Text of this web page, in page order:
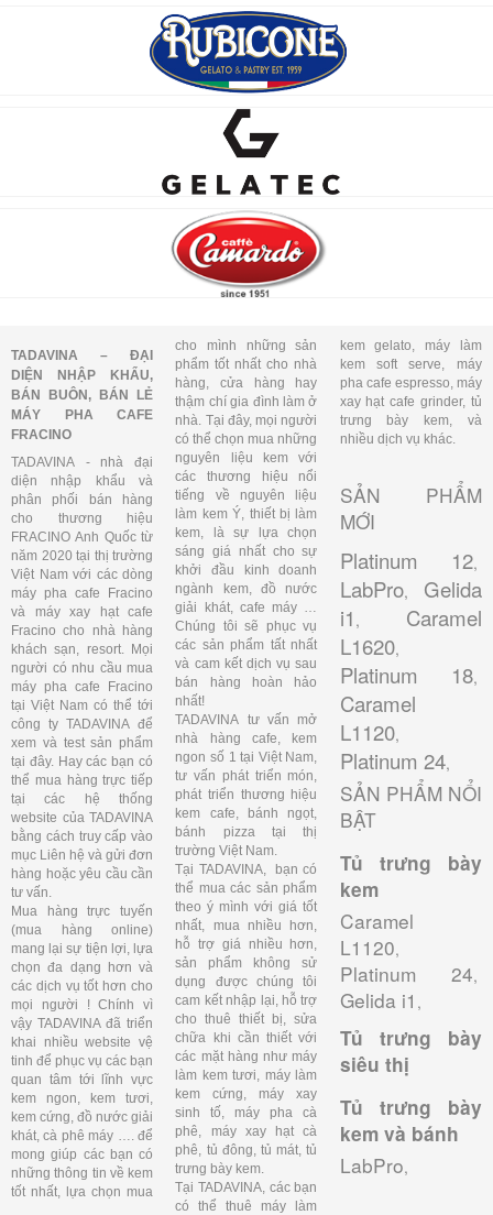
TADAVINA – ĐẠI
DIỆN NHẬP KHẨU,
BÁN BUÔN, BÁN LẺ
MÁY PHA CAFE
FRACINO
TADAVINA - nhà đại
diện nhập khẩu và
phân phối bán hàng
cho thương hiệu
FRACINO Anh Quốc từ
năm 2020 tại thị trường
Việt Nam với các dòng
máy pha cafe Fracino
và máy xay hạt cafe
Fracino cho nhà hàng
khách sạn, resort. Mọi
người có nhu cầu mua
máy pha cafe Fracino
tại Việt Nam có thể tới
công ty TADAVINA để
xem và test sản phẩm
tại đây. Hay các bạn có
thể mua hàng trực tiếp
tại các hệ thống
website của TADAVINA
bằng cách truy cấp vào
mục Liên hệ và gửi đơn
hàng hoặc yêu cầu cần
tư vấn.
Mua hàng trực tuyến
(mua hàng online)
mang lại sự tiện lợi, lựa
chọn đa dạng hơn và
các dịch vụ tốt hơn cho
mọi người ! Chính vì
vậy TADAVINA đã triển
khai nhiều website vệ
tinh để phục vụ các bạn
quan tâm tới lĩnh vực
kem ngon, kem tươi,
kem cứng, đồ nước giải
khát, cà phê máy …. để
mong giúp các bạn có
những thông tin về kem
tốt nhất, lựa chọn mua
cho mình những sản
phẩm tốt nhất cho nhà
hàng, cửa hàng hay
thậm chí gia đình làm ở
nhà. Tại đây, mọi người
có thể chọn mua những
nguyên liệu kem với
các thương hiệu nổi
tiếng về nguyên liệu
làm kem Ý, thiết bị làm
kem, là sự lựa chọn
sáng giá nhất cho sự
khởi đầu kinh doanh
ngành kem, đồ nước
giải khát, cafe máy …
Chúng tôi sẽ phục vụ
các sản phẩm tất nhất
và cam kết dịch vụ sau
bán hàng hoàn hảo
nhất!
TADAVINA tư vấn mở
nhà hàng cafe, kem
ngon số 1 tại Việt Nam,
tư vấn phát triển món,
phát triển thương hiệu
kem cafe, bánh ngọt,
bánh pizza tại thị
trường Việt Nam.
Tại TADAVINA, bạn có
thể mua các sản phẩm
theo ý mình với giá tốt
nhất, mua nhiều hơn,
hỗ trợ giá nhiều hơn,
sản phẩm không sử
dụng được chúng tôi
cam kết nhập lại, hỗ trợ
cho thuê thiết bị, sửa
chữa khi cần thiết với
các mặt hàng như máy
làm kem tươi, máy làm
kem cứng, máy xay
sinh tố, máy pha cà
phê, máy xay hạt cà
phê, tủ đông, tủ mát, tủ
trưng bày kem.
Tại TADAVINA, các bạn
có thể thuê máy làm
kem gelato, máy làm
kem soft serve, máy
pha cafe espresso, máy
xay hạt cafe grinder, tủ
trưng bày kem, và
nhiều dịch vụ khác.
SẢN PHẨM
MỚI
Platinum 12,
LabPro, Gelida
i1 , Caramel
L1620,
Platinum 18,
Caramel
L1120,
Platinum 24,
SẢN PHẨM NỔI
BẬT
Tủ trưng bày
kem
Caramel
L1120,
Platinum 24,
Gelida i1 ,
Tủ trưng bày
siêu thị
Tủ trưng bày
kem và bánh
LabPro,